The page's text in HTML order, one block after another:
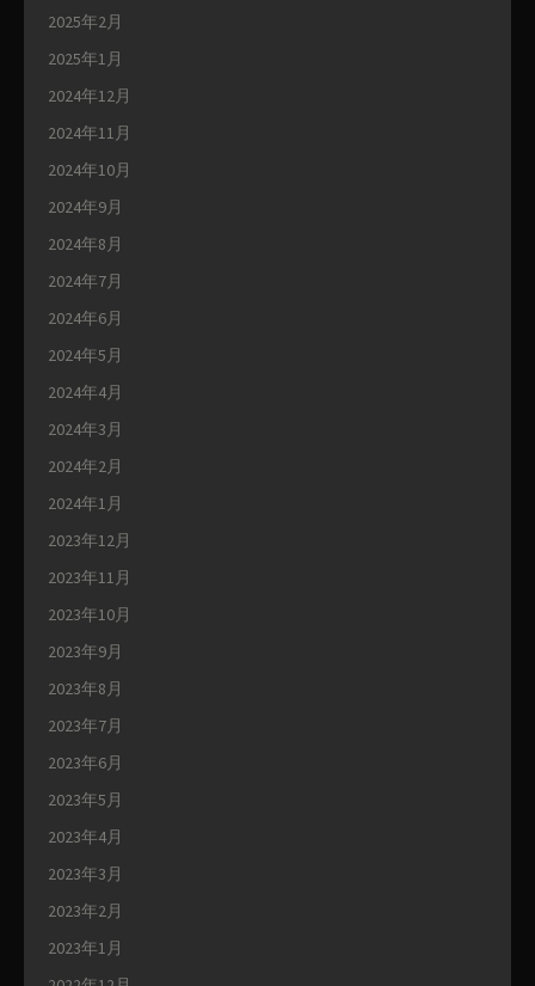
2025年2月
2025年1月
2024年12月
2024年11月
2024年10月
2024年9月
2024年8月
2024年7月
2024年6月
2024年5月
2024年4月
2024年3月
2024年2月
2024年1月
2023年12月
2023年11月
2023年10月
2023年9月
2023年8月
2023年7月
2023年6月
2023年5月
2023年4月
2023年3月
2023年2月
2023年1月